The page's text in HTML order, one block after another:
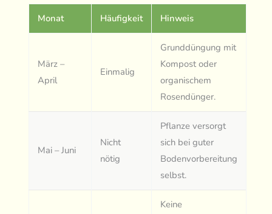
Monat Häufigkeit Hinweis
März –
April
Einmalig
Grunddüngung mit
Kompost oder
organischem
Rosendünger.
Mai – Juni
Nicht
nötig
Pflanze versorgt
sich bei guter
Bodenvorbereitung
selbst.
Keine